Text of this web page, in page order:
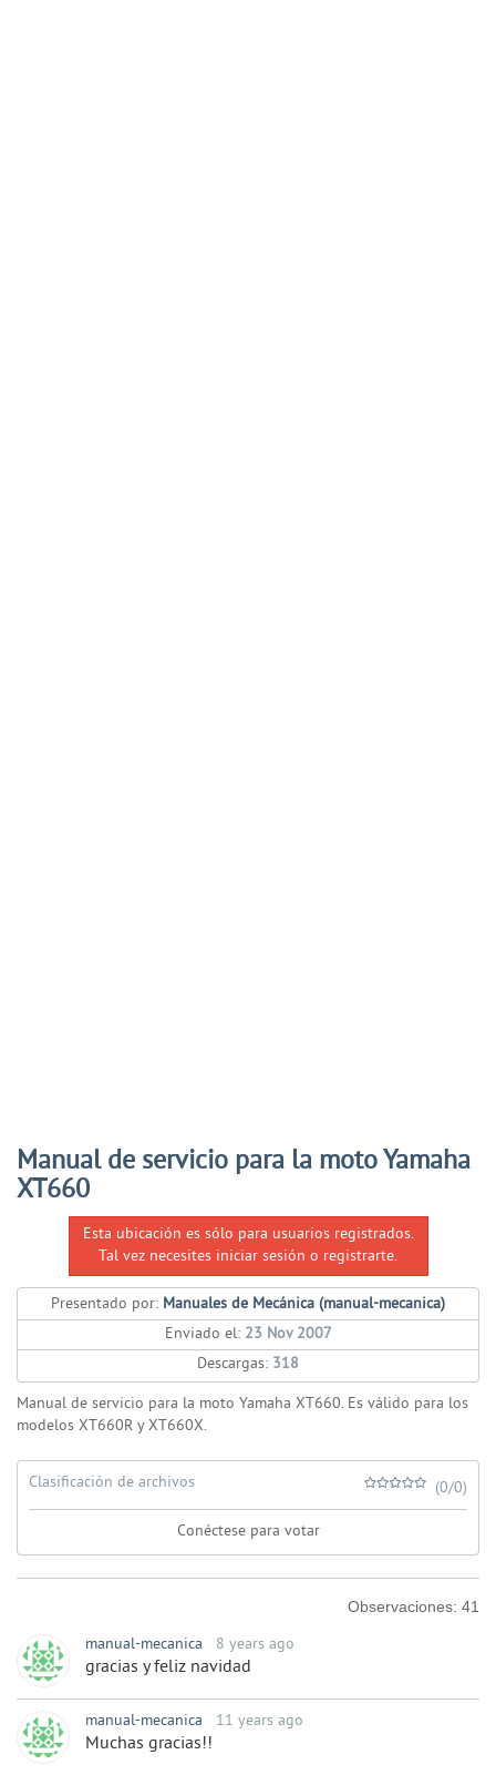
Manual de servicio para la moto Yamaha
XT660
Esta ubicación es sólo para usuarios registrados.
Tal vez necesites iniciar sesión o registrarte.
Presentado por: Manuales de Mecánica (manual-mecanica)
Enviado el: 23 Nov 2007
Descargas: 318
Manual de servicio para la moto Yamaha XT660. Es válido para los
modelos XT660R y XT660X.
Clasificación de archivos (0/0)
Conéctese para votar
Observaciones: 41
manual-mecanica 8 years ago
gracias y feliz navidad
manual-mecanica 11 years ago
Muchas gracias!!